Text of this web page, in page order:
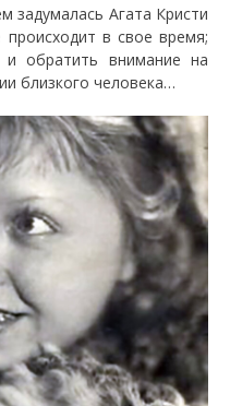
задумалась Агата Кристи
в свое время;
обратить внимание на
близкого человека…